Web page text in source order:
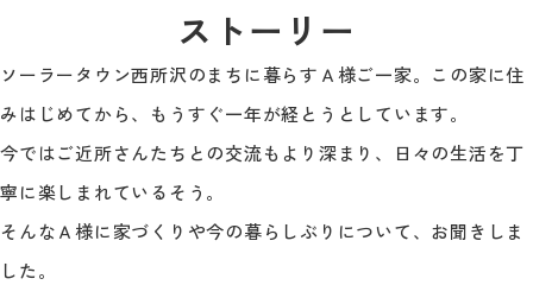
ストーリー
ソーラータウン西所沢のまちに暮らすＡ様ご一家。この家に住
みはじめてから、もうすぐ一年が経とうとしています。
今ではご近所さんたちとの交流もより深まり、日々の生活を丁
寧に楽しまれているそう。
そんなＡ様に家づくりや今の暮らしぶりについて、お聞きしま
した。